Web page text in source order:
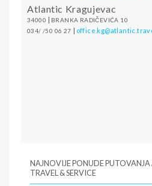
Atlantic Kragujevac
34000 | BRANKA RADIČEVIĆA 10
034/ /50 06 27 |
NAJNOVIJE PONUDE
TRAVEL & SERVICE